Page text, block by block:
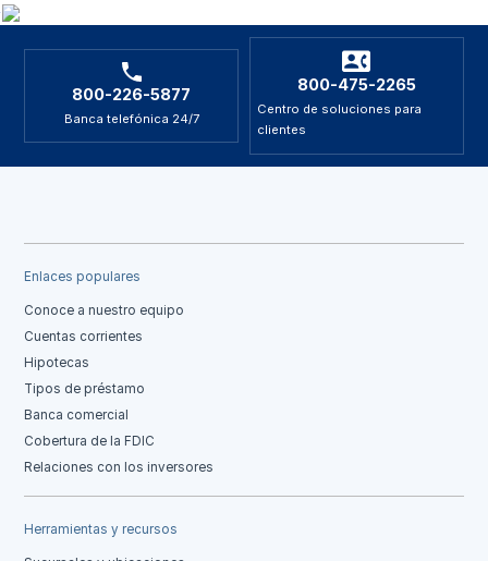
800-226-5877
Banca telefónica 24/7
800-475-2265
Centro de soluciones para
clientes
Enlaces populares
Conoce a nuestro equipo
Cuentas corrientes
Hipotecas
Tipos de préstamo
Banca comercial
Cobertura de la FDIC
Relaciones con los inversores
Herramientas y recursos